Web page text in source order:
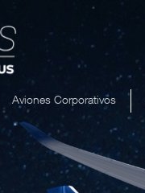
Aviones Corporativos